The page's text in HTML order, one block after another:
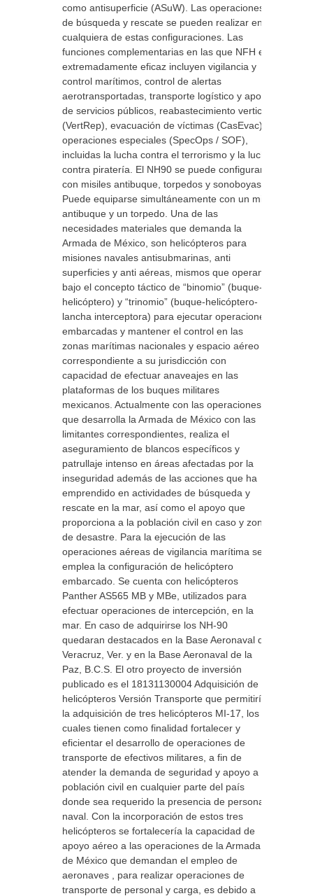
como antisuperficie (ASuW). Las operaciones
de búsqueda y rescate se pueden realizar en
cualquiera de estas configuraciones. Las
funciones complementarias en las que NFH es
extremadamente eficaz incluyen vigilancia y
control marítimos, control de alertas
aerotransportadas, transporte logístico y apoyo
de servicios públicos, reabastecimiento vertical
(VertRep), evacuación de víctimas (CasEvac) y
operaciones especiales (SpecOps / SOF),
incluidas la lucha contra el terrorismo y la lucha
contra piratería. El NH90 se puede configurar
con misiles antibuque, torpedos y sonoboyas.
Puede equiparse simultáneamente con un misil
antibuque y un torpedo. Una de las
necesidades materiales que demanda la
Armada de México, son helicópteros para
misiones navales antisubmarinas, anti
superficies y anti aéreas, mismos que operan
bajo el concepto táctico de “binomio” (buque‐
helicóptero) y “trinomio” (buque‐helicóptero‐
lancha interceptora) para ejecutar operaciones
embarcadas y mantener el control en las
zonas marítimas nacionales y espacio aéreo
correspondiente a su jurisdicción con
capacidad de efectuar anaveajes en las
plataformas de los buques militares
mexicanos. Actualmente con las operaciones
que desarrolla la Armada de México con las
limitantes correspondientes, realiza el
aseguramiento de blancos específicos y
patrullaje intenso en áreas afectadas por la
inseguridad además de las acciones que ha
emprendido en actividades de búsqueda y
rescate en la mar, así como el apoyo que
proporciona a la población civil en caso y zona
de desastre. Para la ejecución de las
operaciones aéreas de vigilancia marítima se
emplea la configuración de helicóptero
embarcado. Se cuenta con helicópteros
Panther AS565 MB y MBe, utilizados para
efectuar operaciones de intercepción, en la
mar. En caso de adquirirse los NH-90
quedaran destacados en la Base Aeronaval de
Veracruz, Ver. y en la Base Aeronaval de la
Paz, B.C.S. El otro proyecto de inversión
publicado es el 18131130004 Adquisición de
helicópteros Versión Transporte que permitiría
la adquisición de tres helicópteros MI-17, los
cuales tienen como finalidad fortalecer y
eficientar el desarrollo de operaciones de
transporte de efectivos militares, a fin de
atender la demanda de seguridad y apoyo a la
población civil en cualquier parte del país
donde sea requerido la presencia de personal
naval. Con la incorporación de estos tres
helicópteros se fortalecería la capacidad de
apoyo aéreo a las operaciones de la Armada
de México que demandan el empleo de
aeronaves , para realizar operaciones de
transporte de personal y carga, es debido a